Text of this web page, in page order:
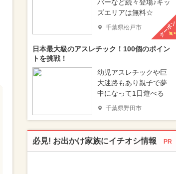
バーなど続々登場♪キッ
ズエリアは無料☆
千葉県松戸市 クーポン
日本最大級のアスレチック！100個のポイン
トを挑戦！
幼児アスレチックや巨
大迷路もあり親子で夢
中になって1日遊べる
千葉県野田市
必見! お出かけ家族にイチオシ情報 PR